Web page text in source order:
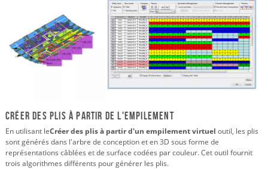
Créer des plis à partir de l'empilement
En utilisant leCréer des plis à partir d'un empilement virtuel outil, les plis
sont générés dans l'arbre de conception et en 3D sous forme de
représentations câblées et de surface codées par couleur. Cet outil fournit
trois algorithmes différents pour générer les plis.